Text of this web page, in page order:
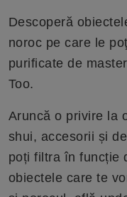
Descoperă
noroc pe care le
purificate de
Too.
Aruncă o privire la
shui, accesorii și
poți filtra în funcție
obiectele care te